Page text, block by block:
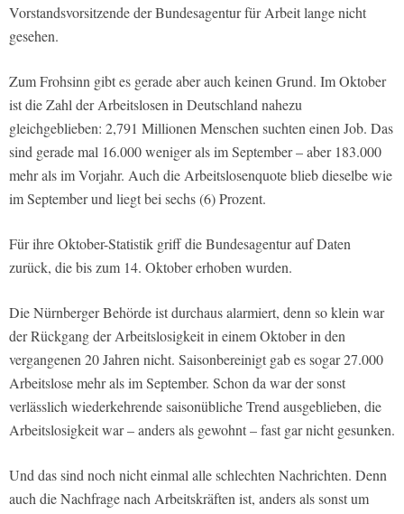
Vorstandsvorsitzende der Bundesagentur für Arbeit lange nicht
gesehen.
Zum Frohsinn gibt es gerade aber auch keinen Grund. Im Oktober
ist die Zahl der Arbeitslosen in Deutschland nahezu
gleichgeblieben: 2,791 Millionen Menschen suchten einen Job. Das
sind gerade mal 16.000 weniger als im September – aber 183.000
mehr als im Vorjahr. Auch die Arbeitslosenquote blieb dieselbe wie
im September und liegt bei sechs (6) Prozent.
Für ihre Oktober-Statistik griff die Bundesagentur auf Daten
zurück, die bis zum 14. Oktober erhoben wurden.
Die Nürnberger Behörde ist durchaus alarmiert, denn so klein war
der Rückgang der Arbeitslosigkeit in einem Oktober in den
vergangenen 20 Jahren nicht. Saisonbereinigt gab es sogar 27.000
Arbeitslose mehr als im September. Schon da war der sonst
verlässlich wiederkehrende saisonübliche Trend ausgeblieben, die
Arbeitslosigkeit war – anders als gewohnt – fast gar nicht gesunken.
Und das sind noch nicht einmal alle schlechten Nachrichten. Denn
auch die Nachfrage nach Arbeitskräften ist, anders als sonst um